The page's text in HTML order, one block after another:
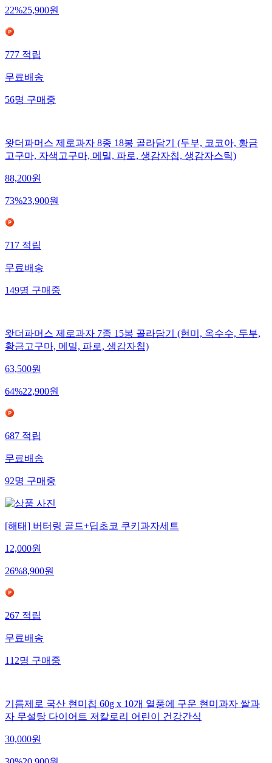
22%25,900원
777적립
무료배송
56명구매중
왓더파머스 제로과자 8종 18봉 골라담기 (두부, 코코아, 황금
고구마, 자색고구마, 메밀, 파로, 생감자칩, 생감자스틱)
88,200원
73%23,900원
717적립
무료배송
149명구매중
왓더파머스 제로과자 7종 15봉 골라담기 (현미, 옥수수, 두부,
황금고구마, 메밀, 파로, 생감자칩)
63,500원
64%22,900원
687적립
무료배송
92명구매중
[해태] 버터링 골드+딥초코 쿠키과자세트
12,000원
26%8,900원
267적립
무료배송
112명구매중
기름제로 국산 현미칩 60g x 10개 열풍에 구운 현미과자 쌀과
자 무설탕 다이어트 저칼로리 어린이 건강간식
30,000원